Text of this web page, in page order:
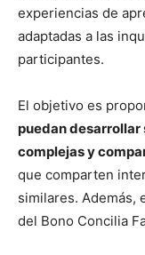
experiencias de
adaptadas a las
participantes.
El objetivo es
puedan
complejas y
que comparten
similares. Además,
del Bono Concilia